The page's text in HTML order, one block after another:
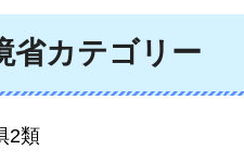
省カテゴリー
2類